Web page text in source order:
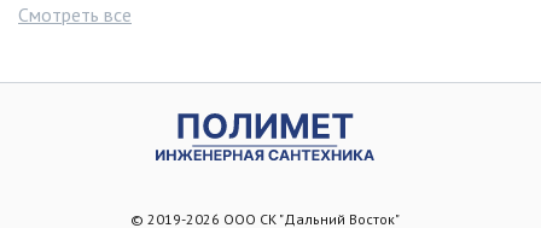
Смотреть все
© 2019-2026 ООО СК "Дальний Восток"